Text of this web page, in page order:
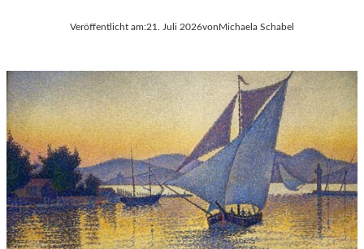
Veröffentlicht am:21. Juli 2026vonMichaela Schabel